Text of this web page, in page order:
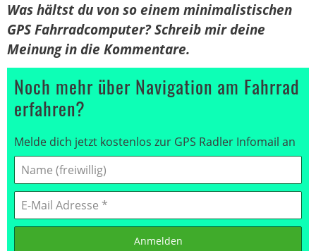
Was hältst du von so einem minimalistischen
GPS Fahrradcomputer? Schreib mir deine
Meinung in die Kommentare.
Noch mehr über Navigation am Fahrrad
erfahren?
Melde dich jetzt kostenlos zur GPS Radler Infomail an
Anmelden